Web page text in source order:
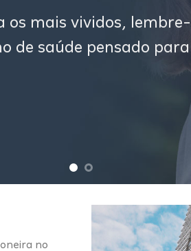
os mais vividos,
de saúde pensado
no